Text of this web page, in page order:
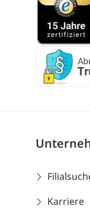
Karriere